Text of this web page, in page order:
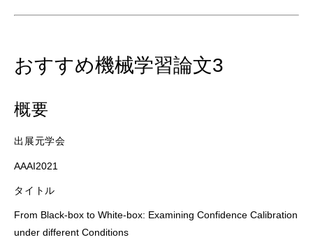
おすすめ機械学習論文3
概要
出展元学会
AAAI2021
タイトル
From Black-box to White-box: Examining Confidence Calibration
under different Conditions